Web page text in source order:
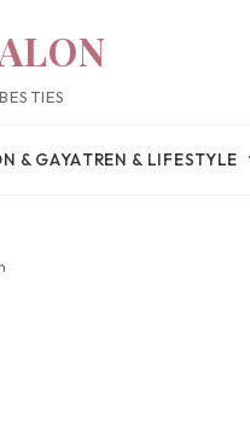
& GAYATREN & LIFESTYLE